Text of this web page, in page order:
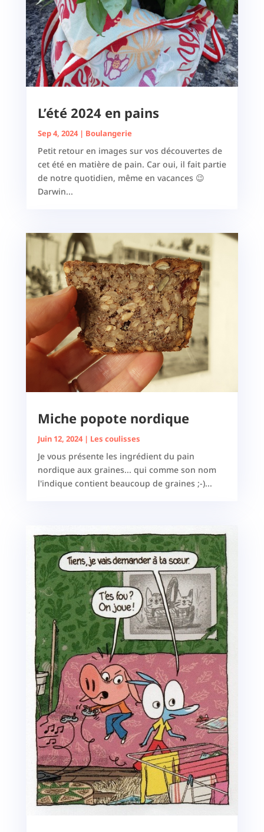
L’été 2024 en pains
Sep 4, 2024| Boulangerie
Petit retour en images sur vos découvertes de
cet été en matière de pain. Car oui, il fait partie
de notre quotidien, même en vacances 😉
Darwin...
Miche popote nordique
Juin 12, 2024| Les coulisses
Je vous présente les ingrédient du pain
nordique aux graines... qui comme son nom
l'indique contient beaucoup de graines ;-)...